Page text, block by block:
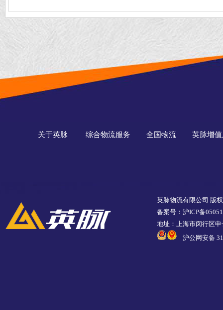
关于英脉 综合物流服务 全国物流 英脉增
英脉物流有限公司 版
备案号：沪ICP备
地址：上海市闵行区
沪公网安备